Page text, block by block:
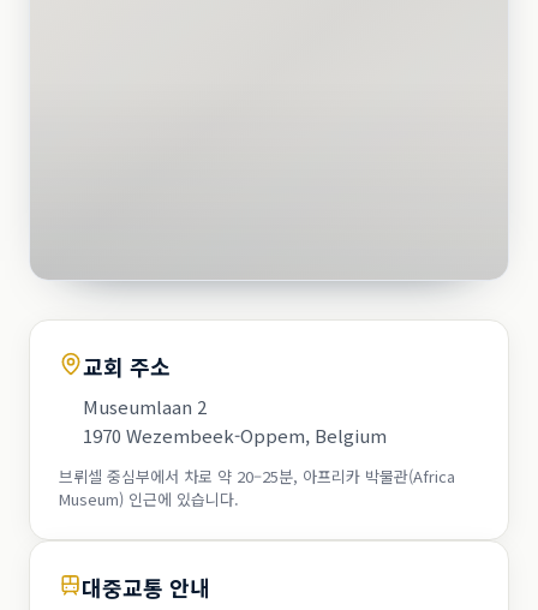
교회 주소
Museumlaan 2
1970 Wezembeek-Oppem, Belgium
브뤼셀 중심부에서 차로 약 20–25분, 아프리카 박물관(Africa
Museum) 인근에 있습니다.
대중교통 안내